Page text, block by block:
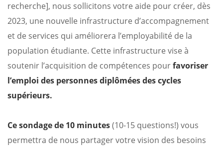
recherche], nous sollicitons votre aide pour créer, dès
2023, une nouvelle infrastructure d’accompagnement
et de services qui améliorera l’employabilité de la
population étudiante. Cette infrastructure vise à
soutenir l’acquisition de compétences pourfavoriser
l’emploi des personnes diplômées des cycles
supérieurs.
Ce sondage de 10 minutes(10-15 questions!) vous
permettra de nous partager votre vision des besoins